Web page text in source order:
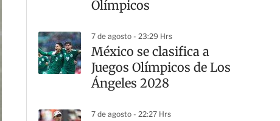
Olímpicos
7 de agosto - 23:29 Hrs
México se clasifica a
Juegos Olímpicos de Los
Ángeles 2028
7 de agosto - 22:27 Hrs